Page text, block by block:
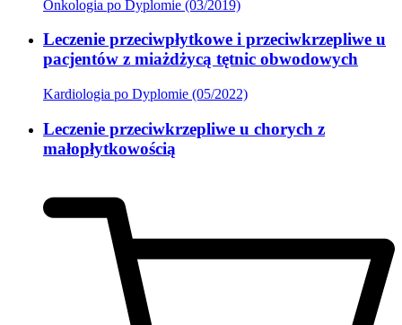
Onkologia po Dyplomie (03/2019)
Leczenie przeciwpłytkowe i przeciwkrzepliwe u
pacjentów z miażdżycą tętnic obwodowych
Kardiologia po Dyplomie (05/2022)
Leczenie przeciwkrzepliwe u chorych z
małopłytkowością